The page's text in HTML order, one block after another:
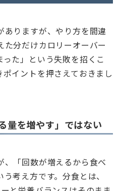
りますが、やり方を間違
た分だけカロリーオーバー
た」という失敗を招くこ
イントを押さえておきまし
量を増やす」ではない
「回数が増えるから食べ
考え方です。分食とは、